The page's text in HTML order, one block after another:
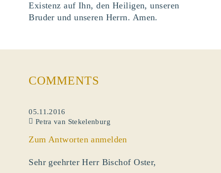
Existenz auf Ihn, den Heiligen, unseren
Bruder und unseren Herrn. Amen.
COMMENTS
05.11.2016
Petra van Stekelenburg
Zum Antworten anmelden
Sehr geehrter Herr Bischof Oster,